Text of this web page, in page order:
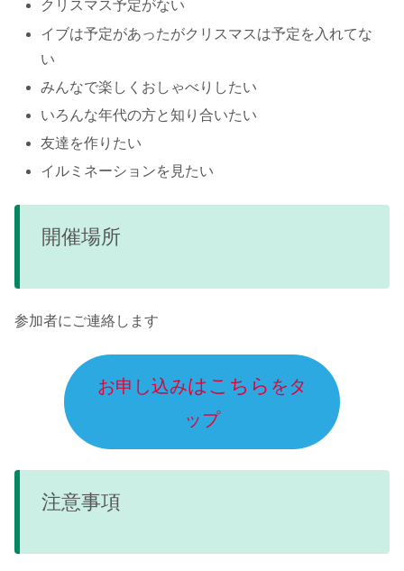
クリスマス予定がない
イブは予定があったがクリスマスは予定を入れてな
い
みんなで楽しくおしゃべりしたい
いろんな年代の方と知り合いたい
友達を作りたい
イルミネーションを見たい
開催場所
参加者にご連絡します
お申し込みはこちら をタ
ップ
注意事項